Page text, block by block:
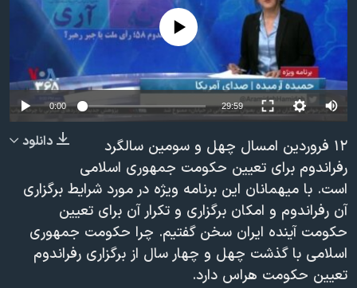
فرهنگ و زندگی
حقوق شهروندی
اقتصادی
علم و فناوری
گالری عکس
آرشیو پخش زنده
مستندها
انتخابات ریاست جمهوری آمریکا ۲۰۲۴
حمله جمهوری اسلامی به اسرائیل
رمز مهسا
اعتراضات زن، زندگی، آزادی
مجموعه مستندهای دادخواهی
تریبونال مردمی آبان ۹۸
دادگاه حمید نوری
چهل سال گروگان‌گیری
دنبال کنید
زبانهای مختلف
No media source currently available
0:00 29:59
دانلود
۱۲ فروردین امسال چهل و سومین سالگرد
رفراندوم برای تعیین حکومت جمهوری اسلامی
است. با میهمانان این برنامه ویژه در مورد شرایط برگزاری
آن رفراندوم و امکان برگزاری و تکرار آن برای تعیین
حکومت آینده ایران سخن گفتیم. چرا حکومت جمهوری
اسلامی با گذشت چهل و چهار سال از برگزاری رفراندوم
تعیین حکومت هراس دارد.